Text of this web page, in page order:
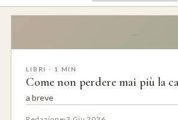
LIBRI · 1 MIN
Come non perdere mai più la
a breve